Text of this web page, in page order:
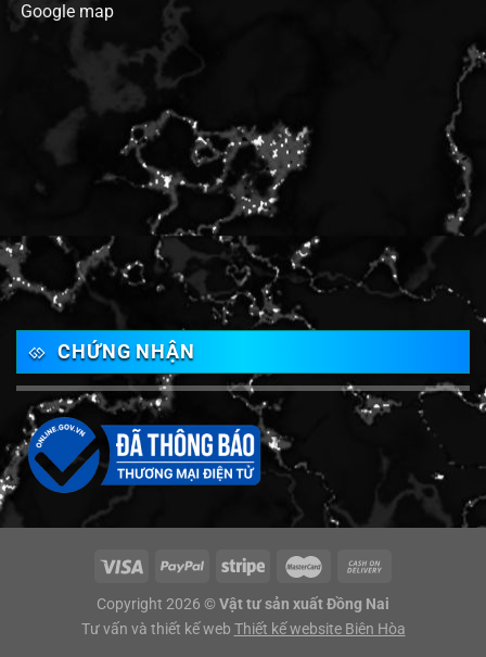
Google map
CHỨNG NHẬN
Copyright 2026 © Vật tư sản xuất Đồng Nai
Tư vấn và thiết kế web Thiết kế website Biên Hòa